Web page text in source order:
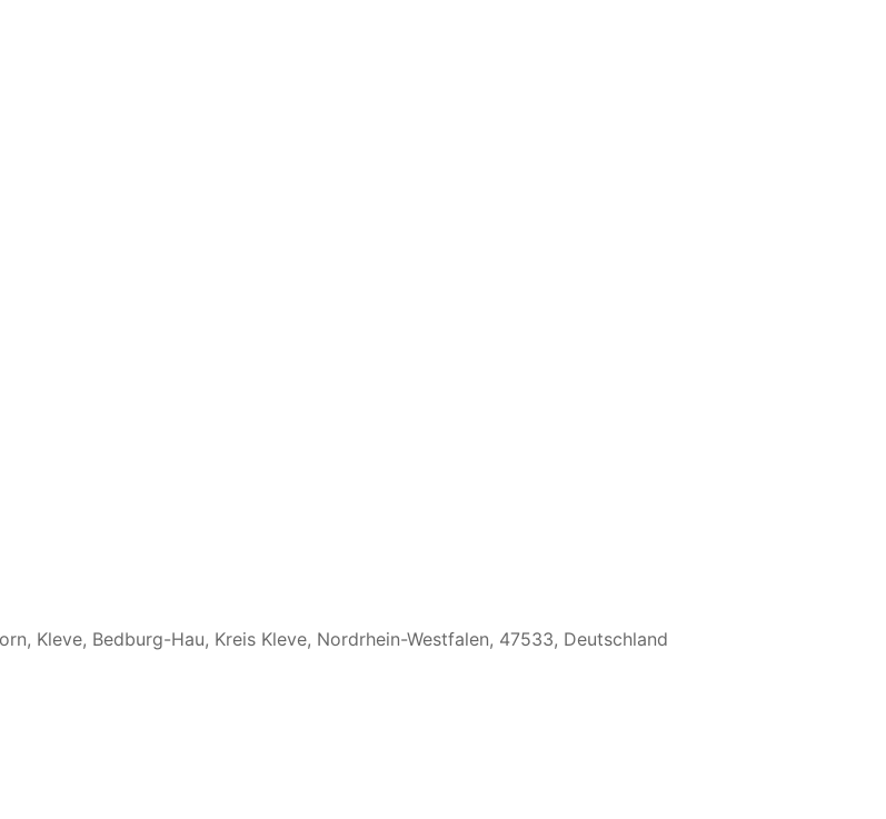
Kleve, Bedburg-Hau, Kreis Kleve, Nordrhein-Westfalen, 47533, Deutschland